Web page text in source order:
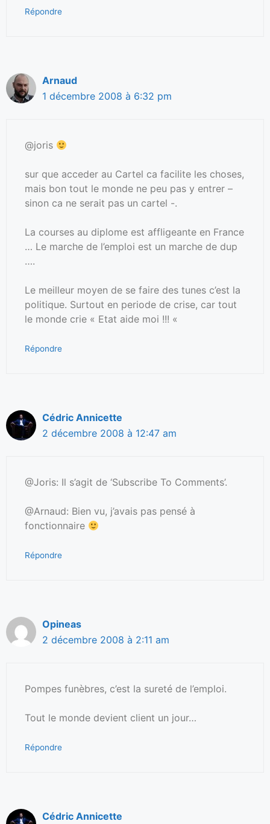
Répondre
Arnaud
1 décembre 2008 à 6:32 pm
@joris
sur que acceder au Cartel ca facilite les choses,
mais bon tout le monde ne peu pas y entrer –
sinon ca ne serait pas un cartel -.
La courses au diplome est affligeante en France
… Le marche de l’emploi est un marche de dup
….
Le meilleur moyen de se faire des tunes c’est la
politique. Surtout en periode de crise, car tout
le monde crie « Etat aide moi !!! «
Répondre
Cédric Annicette
2 décembre 2008 à 12:47 am
@Joris: Il s’agit de ‘Subscribe To Comments’.
@Arnaud: Bien vu, j’avais pas pensé à
fonctionnaire
Répondre
Opineas
2 décembre 2008 à 2:11 am
Pompes funèbres, c’est la sureté de l’emploi.
Tout le monde devient client un jour…
Répondre
Cédric Annicette